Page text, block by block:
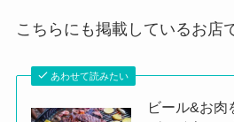
こちらにも掲載しているお店
あわせて読みたい
ビール&お肉